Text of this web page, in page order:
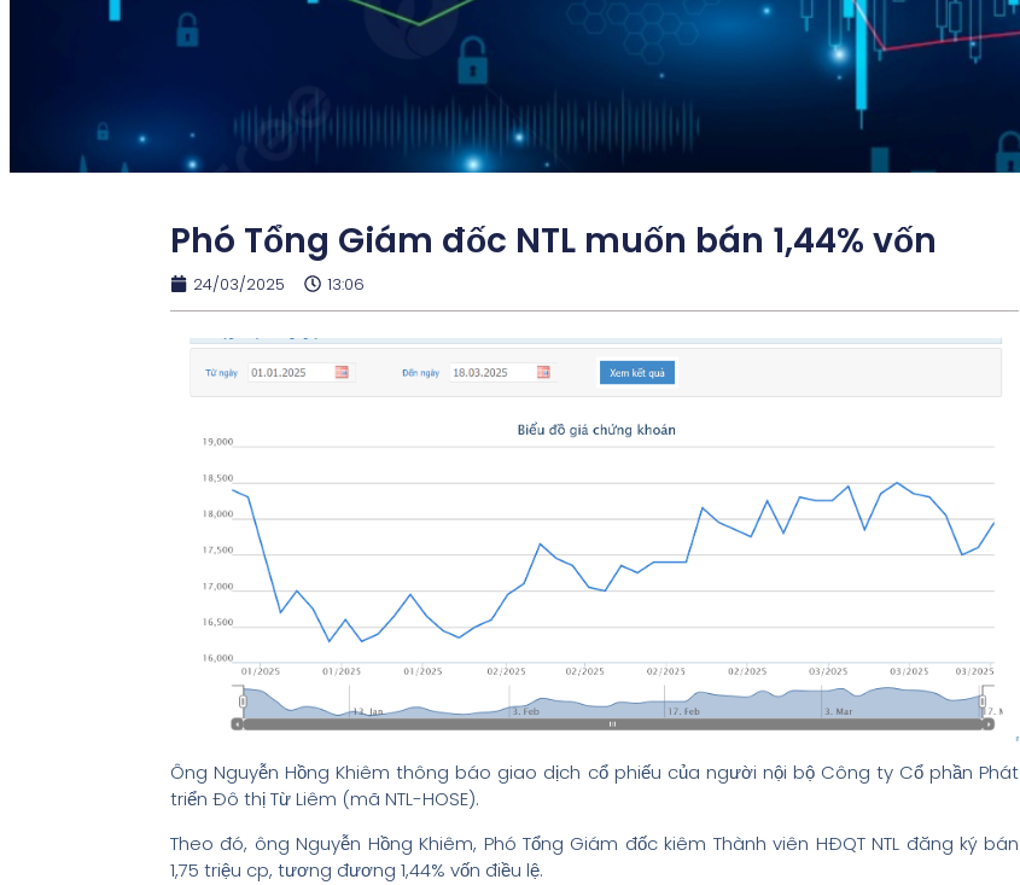
Phó Tổng Giám đốc NTL muốn bán 1,44% vốn
24/03/2025 13:06
Ông Nguyễn Hồng Khiêm thông báo giao dịch cổ phiếu của người nội bộ Công ty Cổ phần Phát
triển Đô thị Từ Liêm (mã NTL-HOSE).
Theo đó, ông Nguyễn Hồng Khiêm, Phó Tổng Giám đốc kiêm Thành viên HĐQT NTL đăng ký bán
1,75 triệu cp, tương đương 1,44% vốn điều lệ.